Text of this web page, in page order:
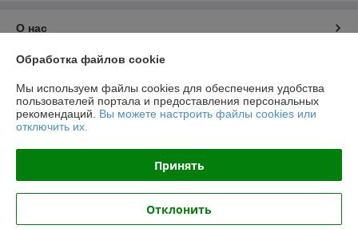
О нас
Контакты
Доставка и оплата
Полная версия сайта
Политика обработки cookies
Обработка файлов cookie
Мы используем файлы cookies для обеспечения удобства
пользователей портала и предоставления персональных
рекомендаций. Вы можете настроить файлы cookies или
отключить их.
Принять
Отклонить